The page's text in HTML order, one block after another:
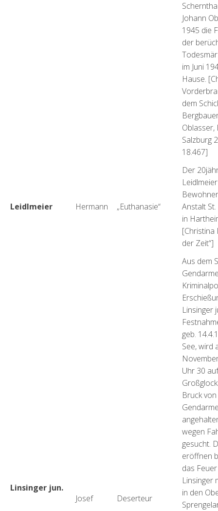
Johann
1945 die
der
im Juni
Hause.
dem
Oblasser,
Salzburg
18.467]
Leidlmeier Hermann „Euthanasie“
Der
Anstalt
in
[Christina
der Zeit“]
Linsinger jun.
Josef
Deserteur
Aus dem
Linsinger
geb.
See, wird
Uhr 30
Bruck
wegen
gesucht.
eröffnen
das
Linsinger
in den